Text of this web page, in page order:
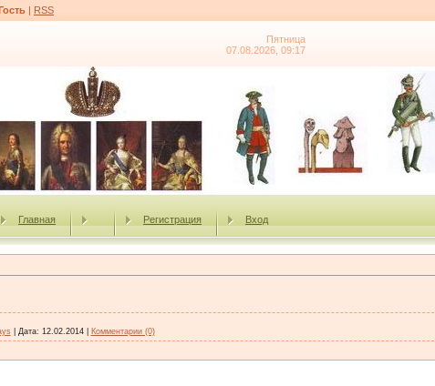
| RSS
Пятница
07.08.2026, 09:17
Главная Регистрация Вход
Дата: 12.02.2014 Комментарии (0)